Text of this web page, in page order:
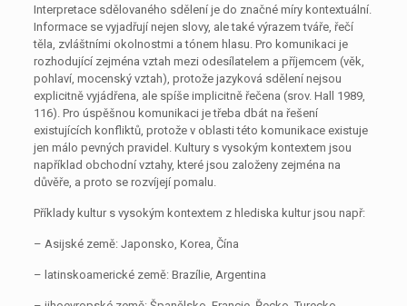
Interpretace sdělovaného sdělení je do značné míry kontextuální.
Informace se vyjadřují nejen slovy, ale také výrazem tváře, řečí
těla, zvláštními okolnostmi a tónem hlasu. Pro komunikaci je
rozhodující zejména vztah mezi odesílatelem a příjemcem (věk,
pohlaví, mocenský vztah), protože jazyková sdělení nejsou
explicitně vyjádřena, ale spíše implicitně řečena (srov. Hall 1989,
116). Pro úspěšnou komunikaci je třeba dbát na řešení
existujících konfliktů, protože v oblasti této komunikace existuje
jen málo pevných pravidel. Kultury s vysokým kontextem jsou
například obchodní vztahy, které jsou založeny zejména na
důvěře, a proto se rozvíjejí pomalu.
Příklady kultur s vysokým kontextem z hlediska kultur jsou např:
– Asijské země: Japonsko, Korea, Čína
– latinskoamerické země: Brazílie, Argentina